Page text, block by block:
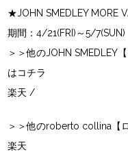
★JOHN SMEDLEY MORE
期間：4/21(FRI)～5/7(SUN)
＞＞他のJOHN SMEDLEY
はコチラ
楽天 /
＞＞他のroberto collina【
楽天